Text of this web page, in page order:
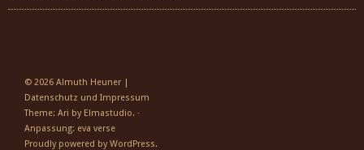
© 2026 Almuth Heuner |
Datenschutz und Impressum
Theme: Ari by Elmastudio. ·
Anpassung: eva verse
Proudly powered by WordPress.